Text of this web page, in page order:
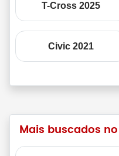
T-Cross 2025
Civic 2021
Mais buscados